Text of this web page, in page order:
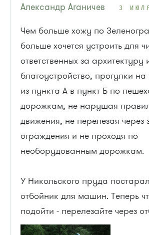
Александр Аганичев 3
Чем больше хожу по
больше хочется устроить для
ответственных за архитектуру
благоустройство, прогулки
из пункта А в пункт Б по
дорожкам, не нарушая
движения, не перелезая через
ограждения и не проходя по
необорудованным дорожкам.
У Никольского пруда
отбойник для машин. Теперь
подойти - перелезайте через